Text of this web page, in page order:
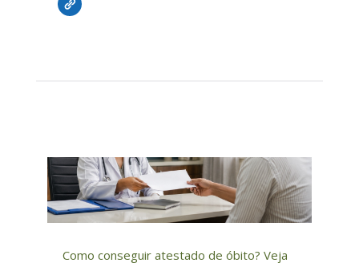
Como conseguir atestado de óbito? Veja